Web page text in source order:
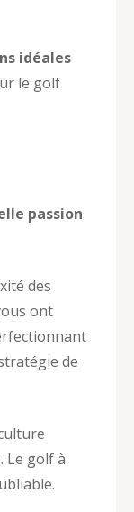
idéales
le golf
passion
des
ont
de
Le golf à